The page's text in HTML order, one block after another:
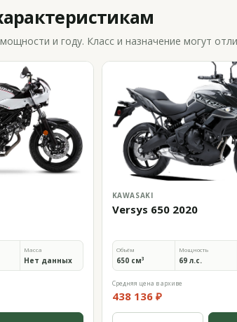
и году. Класс и назначение могут
Масса
Нет данных
KAWASAKI
Versys 650 2020
Объём
650 см³
Мощность
69 л.с.
Средняя цена в архиве
438 136 ₽